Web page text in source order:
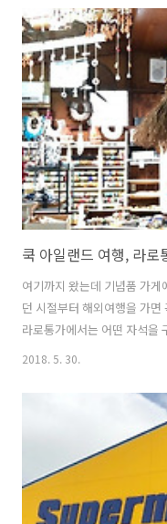
습니다. 이 곳에서 열리는
도 조인을 할 수 있는 공연인
리 예약하는 것이 아무래도
라고 생각할 수도 있는데요.
거리가 많습니다. ◀◀ 타뇨의
주세요! ▲ 6시 30분부터..
쿡 아일랜드 여행, 라로
여기까지 왔는데 기념품 가
던 시절부터 해외여행을 가
라로통가에서는 어떤 자석을
가면 기념품 가게나 공항 면
각을 하며 신랑과 함께 기념
에서 시내로 향하는 길에 있
거리 길가에 위치했는데 시
곳 한군데 뿐이라 찾는 것이
있는 기념품 가게였어요. 주
고 보기..
2018. 5. 30.